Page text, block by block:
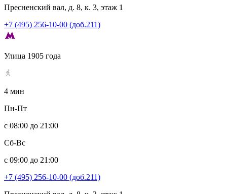
Пресненский вал, д. 8, к. 3, этаж 1
+7 (495) 256-10-00 (доб.211)
Улица 1905 года
4 мин
Пн-Пт
с 08:00 до 21:00
Сб-Вс
с 09:00 до 21:00
+7 (495) 256-10-00 (доб.211)